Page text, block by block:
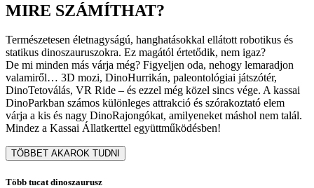
MIRE SZÁMÍTHAT?
Természetesen életnagyságú, hanghatásokkal ellátott robotikus és
statikus dinoszauruszokra. Ez magától értetődik, nem igaz?
De mi minden más várja még? Figyeljen oda, nehogy lemaradjon
valamiről… 3D mozi, DinoHurrikán, paleontológiai játszótér,
DinoTetoválás, VR Ride – és ezzel még közel sincs vége. A kassai
DinoParkban számos különleges attrakció és szórakoztató elem
várja a kis és nagy DinoRajongókat, amilyeneket máshol nem talál.
Mindez a Kassai Állatkerttel együttműködésben!
TÖBBET AKAROK TUDNI
Több tucat dinoszaurusz